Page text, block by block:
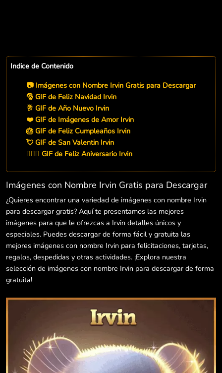
Indice de Contenido
📷 Imágenes con Nombre Irvin Gratis para Descargar
🎅 GIF de Feliz Navidad Irvin
🥂 GIF de Año Nuevo Irvin
❤️ GIF de Imágenes de Amor Irvin
🎂 GIF de Feliz Cumpleaños Irvin
💘 GIF de San Valentin Irvin
👨‍❤️‍👨 GIF de Feliz Aniversario Irvin
Imágenes con Nombre Irvin Gratis para Descargar
¿Quieres encontrar una variedad de imágenes con nombre Irvin
para descargar gratis? Aquí te presentamos las mejores
imágenes para que le ofrezcas a Irvin detalles únicos y
especiales. Puedes descargar de forma fácil y gratuita las
mejores imágenes con nombre Irvin para felicitaciones, tarjetas,
regalos, despedidas y otras actividades. ¡Explora nuestra
selección de imágenes con nombre Irvin para descargar de forma
gratuita!